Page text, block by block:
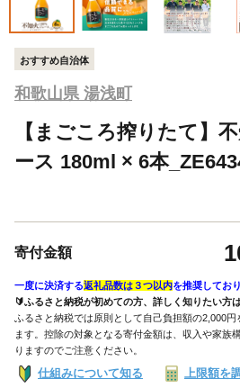
おすすめ自治体
和歌山県 湯浅町
【まごころ搾りたて】
ース 180ml × 6本
寄付金額
一度に決済する返礼品数は３つ以内を推奨してお
🔰ふるさと納税が初めての方、詳しく知りたい方
ふるさと納税では原則として自己負担額の2,000
ます。控除の対象となる寄付金額は、収入や家族
りますのでご注意ください。
仕組みについて知る 上限額を